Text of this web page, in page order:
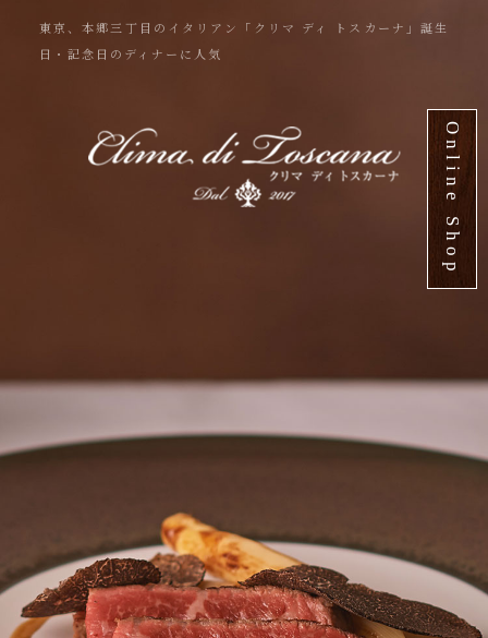
東京、本郷三丁目のイタリアン「クリマ ディ トスカーナ」誕生
日・記念日のディナーに人気
Online Shop